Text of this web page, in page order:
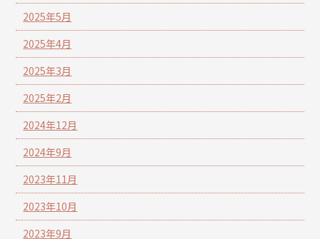
2025年5月
2025年4月
2025年3月
2025年2月
2024年12月
2024年9月
2023年11月
2023年10月
2023年9月